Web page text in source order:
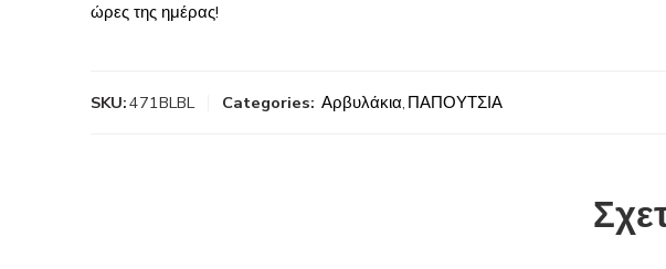
ώρες της ημέρας!
SKU:471BLBL Categories: Αρβυλάκια, ΠΑΠΟΥΤΣΙΑ